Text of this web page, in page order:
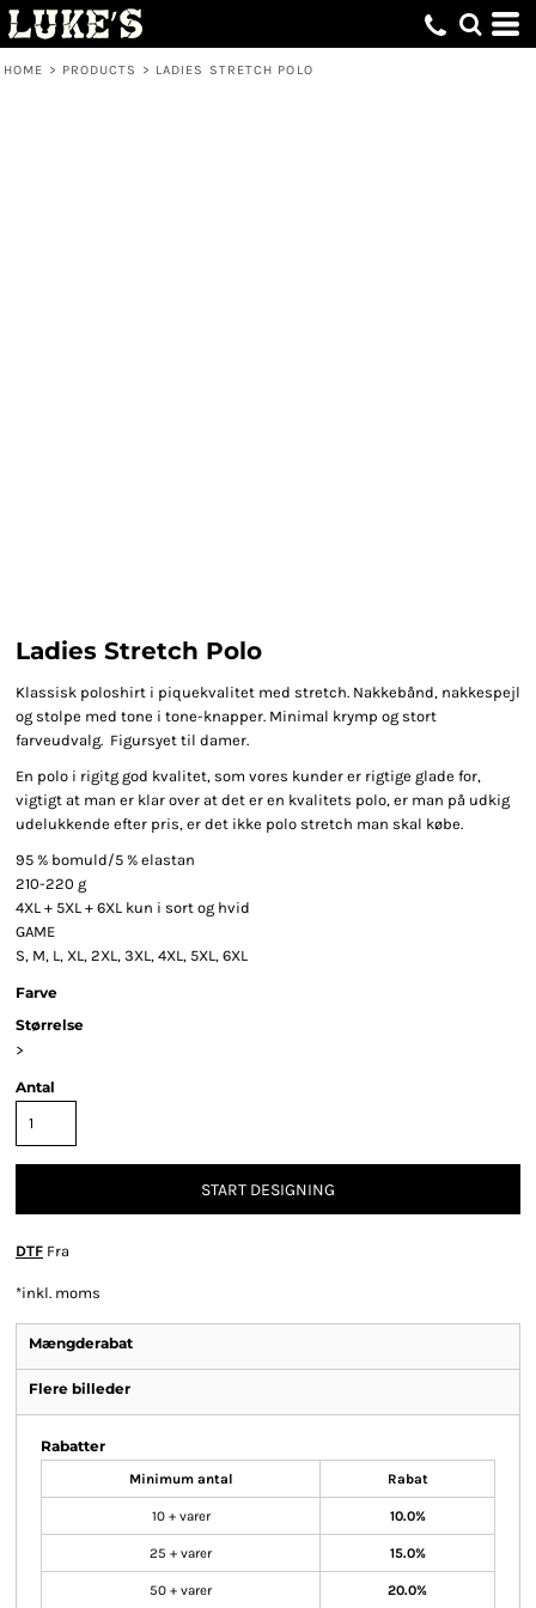
HOME > PRODUCTS > LADIES STRETCH POLO
Ladies Stretch Polo
Klassisk poloshirt i piquekvalitet med stretch. Nakkebånd, nakkespejl
og stolpe med tone i tone-knapper. Minimal krymp og stort
farveudvalg. Figursyet til damer.
En polo i rigitg god kvalitet, som vores kunder er rigtige glade for,
vigtigt at man er klar over at det er en kvalitets polo, er man på udkig
udelukkende efter pris, er det ikke polo stretch man skal købe.
95 % bomuld/5 % elastan
210-220 g
4XL + 5XL + 6XL kun i sort og hvid
GAME
S, M, L, XL, 2XL, 3XL, 4XL, 5XL, 6XL
Farve
Størrelse
>
Antal
START DESIGNING
DTF Fra
*inkl. moms
Mængderabat
Flere billeder
Rabatter
Minimum antal Rabat
10 + varer 10.0%
25 + varer 15.0%
50 + varer 20.0%